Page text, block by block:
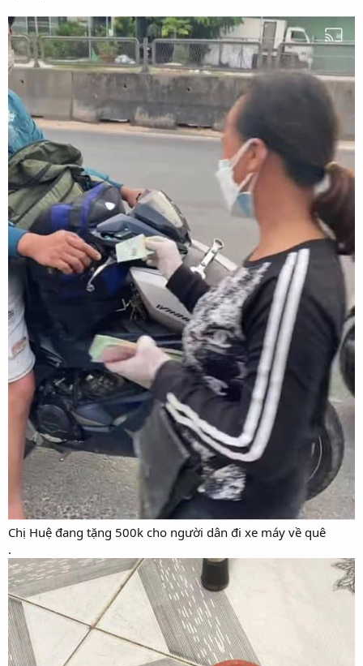
Chị Huệ đang tặng 500k cho người dân đi xe máy về quê
.